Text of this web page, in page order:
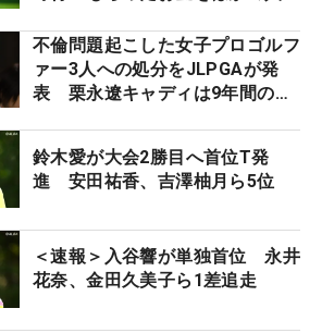
不倫問題起こした女子プロゴルフ
ァー3人への処分をJLPGAが発
表 栗永遼キャディは9年間の立
鈴木愛が大会2勝目へ首位T発
進 安田祐香、吉澤柚月ら5位
＜速報＞入谷響が単独首位 永井
花奈、金田久美子ら1差追走